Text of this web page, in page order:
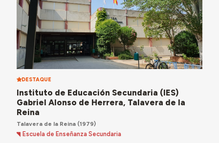
DESTAQUE
Instituto de Educación Secundaria (IES)
Gabriel Alonso de Herrera, Talavera de la
Reina
Talavera de la Reina(1979)
Escuela de Enseñanza Secundaria